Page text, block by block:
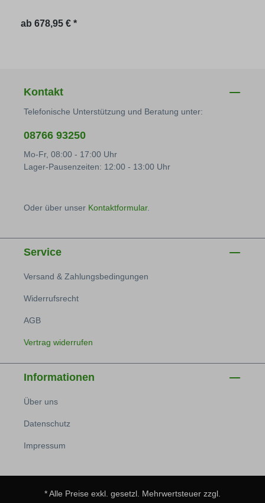
Regulärer Preis:
ab 678,95 € *
Kontakt
Telefonische Unterstützung und Beratung unter:
08766 93250
Mo-Fr, 08:00 - 17:00 Uhr
Lager-Pausenzeiten: 12:00 - 13:00 Uhr
Oder über unser Kontaktformular.
Service
Versand & Zahlungsbedingungen
Widerrufsrecht
AGB
Vertrag widerrufen
Informationen
Über uns
Datenschutz
Impressum
* Alle Preise exkl. gesetzl. Mehrwertsteuer zzgl.